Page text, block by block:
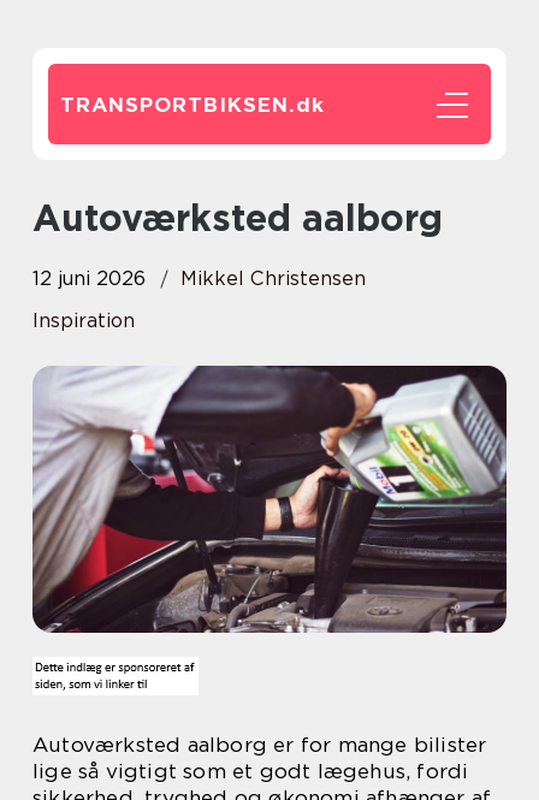
TRANSPORTBIKSEN.dk
Autoværksted aalborg
12 juni 2026
Mikkel Christensen
Inspiration
Autoværksted aalborg er for mange bilister
lige så vigtigt som et godt lægehus, fordi